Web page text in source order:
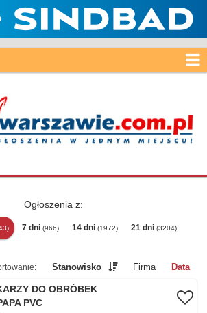
Ogłoszenia z:
7 dni (966) 14 dni (1972) 21 dni (3204)
Stanowisko Firma Data
DO OBRÓBEK
PVC